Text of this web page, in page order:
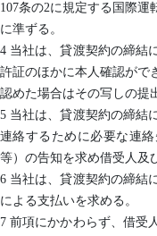
107条の2に規定する国際
に準ずる。
4 当社は、貸渡契約の締結
許証のほかに本人確認がで
認めた場合はその写しの提
5 当社は、貸渡契約の締結
連絡するために必要な連
等）の告知を求め借受人及
6 当社は、貸渡契約の締結
による支払いを求める。
7 前項にかかわらず、借受